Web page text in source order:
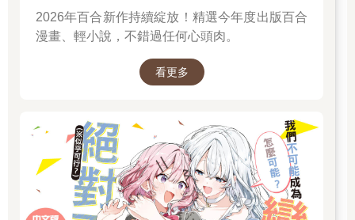
2026年百合新作持續綻放！精選今年度出版百合
漫畫、輕小說，不錯過任何心頭肉。
看更多